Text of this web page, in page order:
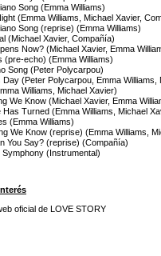
Song (Emma Williams)
(Emma Williams, Michael Xavier,
Song (reprise) (Emma Williams)
(Michael Xavier, Compañía)
Now? (Michael Xavier, Emma
(pre-echo) (Emma Williams)
Song (Peter Polycarpou)
Day (Peter Polycarpou, Emma
Williams, Michael Xavier)
We Know (Michael Xavier, Emma
Has Turned (Emma Williams, Michael
(Emma Williams)
We Know (reprise) (Emma Williams,
You Say? (reprise) (Compañía)
Symphony (Instrumental)
oficial de LOVE STORY